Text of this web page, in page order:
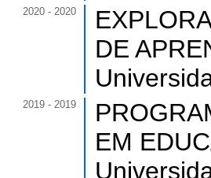
2020 - 2020
DE
2019 - 2019
EM